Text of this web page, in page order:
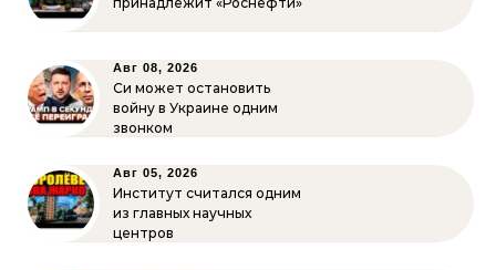
Авг 08, 2026
Си может остановить
войну в Украине одним
звонком
Авг 05, 2026
Институт считался одним
из главных научных
центров